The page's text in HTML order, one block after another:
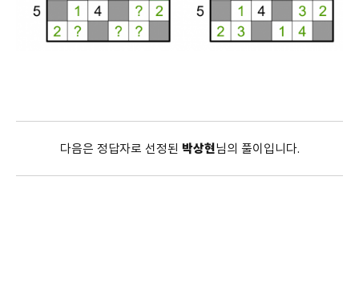
다음은 정답자로 선정된 박상현님의 풀이입니다.